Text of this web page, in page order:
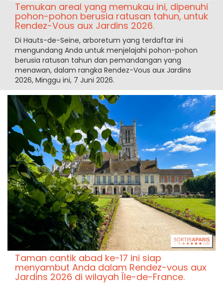
Temukan areal yang memukau ini, dipenuhi
pohon-pohon berusia ratusan tahun, untuk
Rendez-Vous aux Jardins 2026.
Di Hauts-de-Seine, arboretum yang terdaftar ini
mengundang Anda untuk menjelajahi pohon-pohon
berusia ratusan tahun dan pemandangan yang
menawan, dalam rangka Rendez-Vous aux Jardins
2026, Minggu ini, 7 Juni 2026.
Taman cantik abad ke-17 ini siap
menyambut Anda dalam Rendez-vous aux
Jardins 2026 di wilayah Île-de-France.